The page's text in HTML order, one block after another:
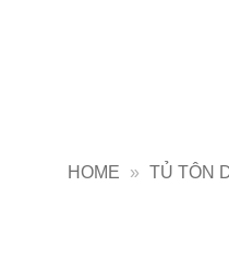
HOME » TỦ TÔN